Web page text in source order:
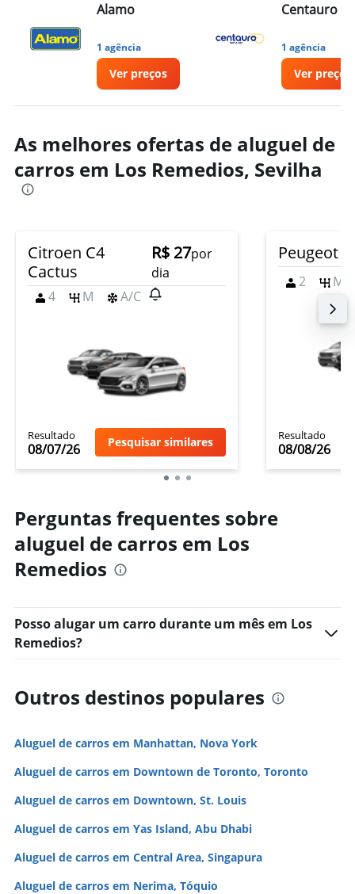
Alamo
1 agência
Ver preços
Centauro
1 agência
Ver preços
As melhores ofertas de aluguel de
carros em Los Remedios, Sevilha
Citroen C4
Cactus
R$ 27por
dia
4
M A/C
Resultado
08/07/26 Pesquisar similares
Peugeot
2 M
Resultado
08/08/26
Perguntas frequentes sobre
aluguel de carros em Los
Remedios
Posso alugar um carro durante um mês em Los
Remedios?
Outros destinos populares
Aluguel de carros em Manhattan, Nova York
Aluguel de carros em Downtown de Toronto, Toronto
Aluguel de carros em Downtown, St. Louis
Aluguel de carros em Yas Island, Abu Dhabi
Aluguel de carros em Central Area, Singapura
Aluguel de carros em Nerima, Tóquio